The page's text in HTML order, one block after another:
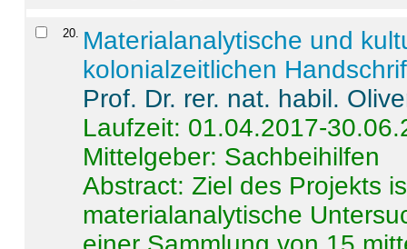
20
Materialanalytische und
kolonialzeitlichen
Prof. Dr. rer. nat. habil.
Laufzeit: 01.04.2017-
Mittelgeber: Sachbeihilfen
Abstract:Ziel des Projekts
materialanalytische